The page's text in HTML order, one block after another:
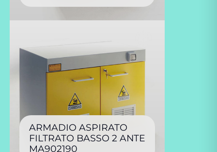
ARMADIO ASPIRATO
FILTRATO BASSO 2 ANTE
MA902190